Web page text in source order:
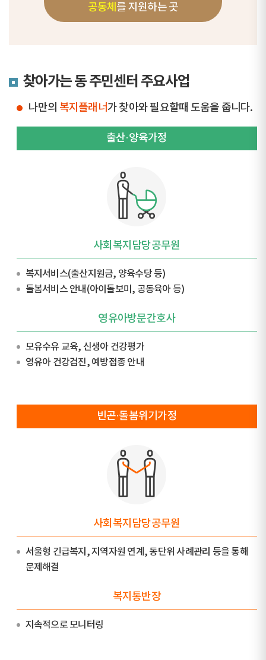
공동체 를 지원하는 곳
찾아가는 동 주민센터 주요사업
나만의 복지플래너가 찾아와 필요할때 도움을 줍니다.
출산·양육가정
사회복지담당공무원
복지서비스(출산지원금, 양육수당 등)
돌봄서비스 안내(아이돌보미, 공동육아 등)
영유아방문간호사
모유수유 교육, 신생아 건강평가
영유아 건강검진, 예방접종 안내
빈곤·돌봄위기가정
사회복지담당공무원
서울형 긴급복지, 지역자원 연계, 동단위 사례관리 등을 통해
문제해결
복지통반장
지속적으로 모니터링